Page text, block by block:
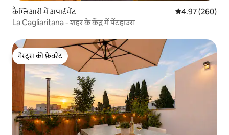
कैग्लिआरी में अपार्टमेंट औसत रेटिंग 5 में से
4.97 (260)
La Cagliaritana - शहर के केंद्र में पेंटहाउस
गेस्ट्स की फ़ेवरेट
गेस्ट्स की फ़ेवरेट